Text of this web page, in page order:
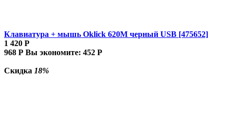
Клавиатура + мышь Oklick 620M черный USB [475652]
1 420 Р
968 Р Вы экономите: 452 Р
Скидка 18%